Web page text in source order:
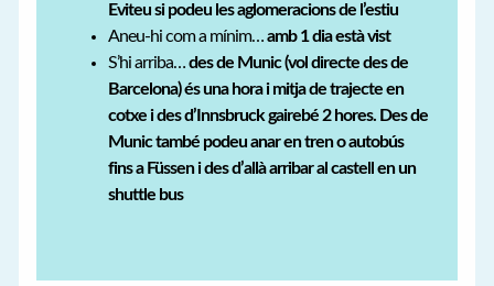
Eviteu si podeu les aglomeracions de l’estiu
Aneu-hi com a mínim…amb 1 dia està vist
S’hi arriba…des de Munic (vol directe des de
Barcelona) és una hora i mitja de trajecte en
cotxe i des d’Innsbruck gairebé 2 hores. Des de
Munic també podeu anar en tren o autobús
fins a Füssen i des d’allà arribar al castell en un
shuttle bus